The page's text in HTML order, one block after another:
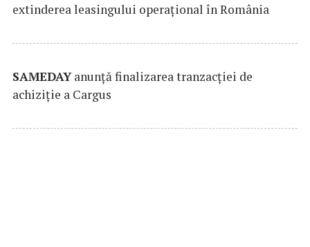
extinderea leasingului operațional în România
SAMEDAYanunță finalizarea tranzacției de
achiziție a Cargus